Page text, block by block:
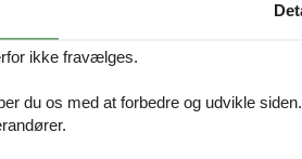
nedenfor, eller se den maskinoversatte
TV, Internet und Balkon. Geschlossene
Doppellavabo). Ein zweites
ikke fravælges.
du os med at forbedre og udvikle